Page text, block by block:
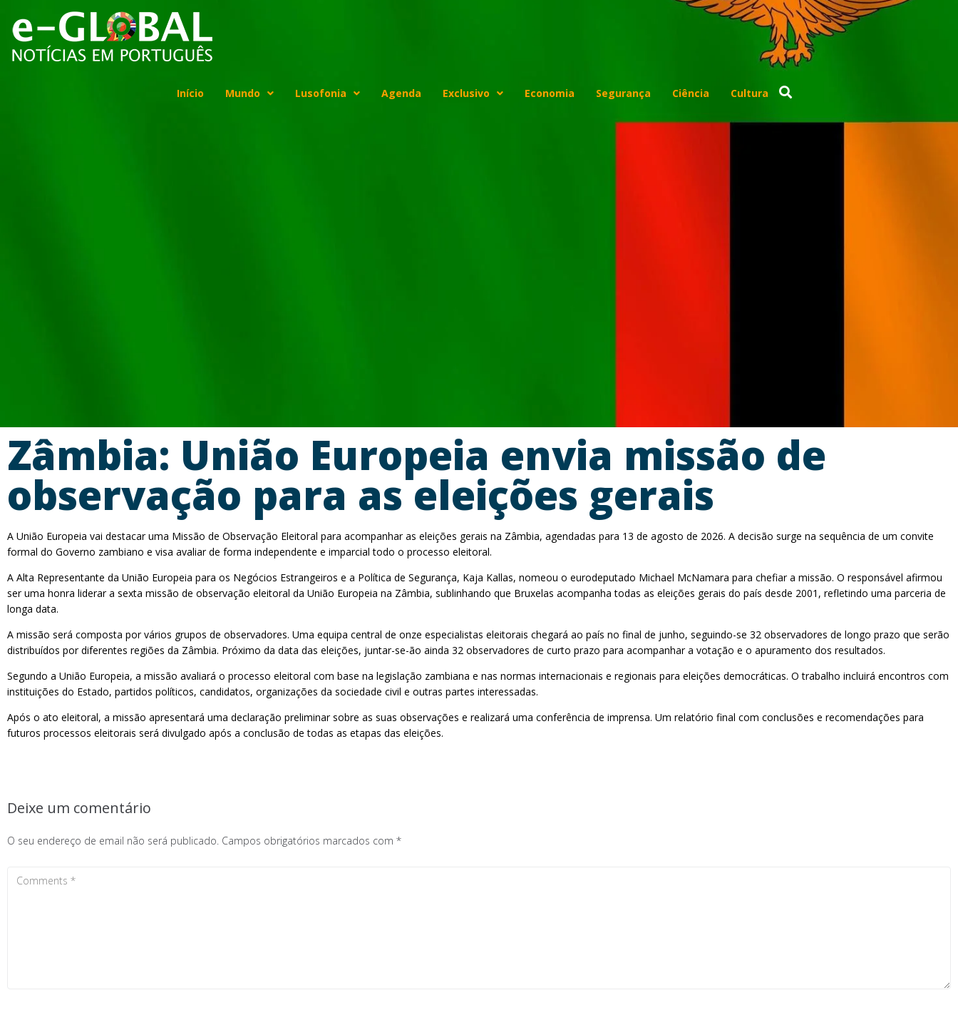
Início Mundo Lusofonia Agenda Exclusivo Economia Segurança Ciência Cultura
Zâmbia: União Europeia envia missão de
observação para as eleições gerais
A União Europeia vai destacar uma Missão de Observação Eleitoral para acompanhar as eleições gerais na Zâmbia, agendadas para 13 de agosto de 2026. A decisão surge na sequência de um convite
formal do Governo zambiano e visa avaliar de forma independente e imparcial todo o processo eleitoral.
A Alta Representante da União Europeia para os Negócios Estrangeiros e a Política de Segurança, Kaja Kallas, nomeou o eurodeputado Michael McNamara para chefiar a missão. O responsável afirmou
ser uma honra liderar a sexta missão de observação eleitoral da União Europeia na Zâmbia, sublinhando que Bruxelas acompanha todas as eleições gerais do país desde 2001, refletindo uma parceria de
longa data.
A missão será composta por vários grupos de observadores. Uma equipa central de onze especialistas eleitorais chegará ao país no final de junho, seguindo-se 32 observadores de longo prazo que serão
distribuídos por diferentes regiões da Zâmbia. Próximo da data das eleições, juntar-se-ão ainda 32 observadores de curto prazo para acompanhar a votação e o apuramento dos resultados.
Segundo a União Europeia, a missão avaliará o processo eleitoral com base na legislação zambiana e nas normas internacionais e regionais para eleições democráticas. O trabalho incluirá encontros com
instituições do Estado, partidos políticos, candidatos, organizações da sociedade civil e outras partes interessadas.
Após o ato eleitoral, a missão apresentará uma declaração preliminar sobre as suas observações e realizará uma conferência de imprensa. Um relatório final com conclusões e recomendações para
futuros processos eleitorais será divulgado após a conclusão de todas as etapas das eleições.
Deixe um comentário
O seu endereço de email não será publicado. Campos obrigatórios marcados com *